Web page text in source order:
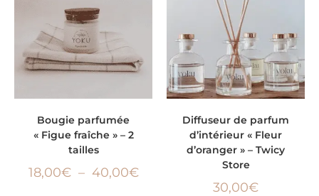
Bougie parfumée
« Figue fraîche » – 2
tailles
18,00€ – 40,00€
Diffuseur de parfum
d’intérieur « Fleur
d’oranger » – Twicy
Store
30,00€